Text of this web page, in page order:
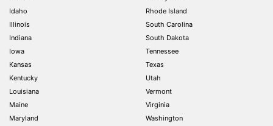
Idaho
Illinois
Indiana
Iowa
Kansas
Kentucky
Louisiana
Maine
Maryland
Rhode Island
South Carolina
South Dakota
Tennessee
Texas
Utah
Vermont
Virginia
Washington